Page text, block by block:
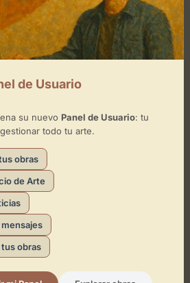
Pakyta
de Usuario
su nuevo Panel de Usuario: tu
todo tu arte.
obras
de Arte
obras